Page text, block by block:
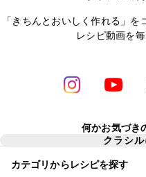
「きちんとおいしく作れる」
レシピ動画を
何かお気づき
クラシ
カテゴリからレシピを探す